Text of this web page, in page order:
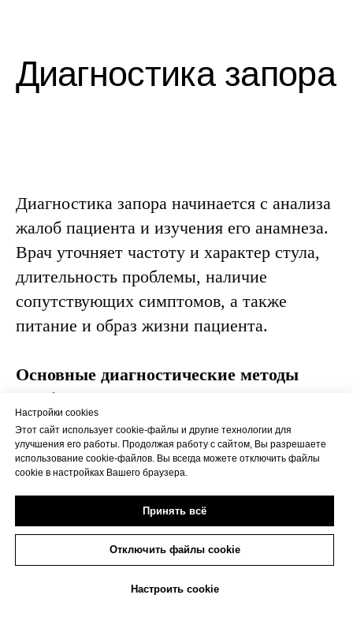
+7(473)263-20-20
Диагностика запора начинается с анализа
жалоб пациента и изучения его анамнеза.
Врач уточняет частоту и характер стула,
длительность проблемы, наличие
сопутствующих симптомов, а также
питание и образ жизни пациента.
Основные диагностические методы
Сбор анамнеза и осмотр
Врач выясняет, как долго присутствует
задержка стула, какие ощущения
сопровождают процесс дефекации, есть
ли боли, вздутие или кровь в кале. Также
учитываются хронические заболевания,
прием лекарств и уровень физической
активности.
Настройки cookies
Этот сайт использует cookie-файлы и другие технологии для
улучшения его работы. Продолжая работу с сайтом, Вы разрешаете
использование cookie-файлов. Вы всегда можете отключить файлы
cookie в настройках Вашего браузера.
Принять всё
Отключить файлы cookie
Настроить cookie